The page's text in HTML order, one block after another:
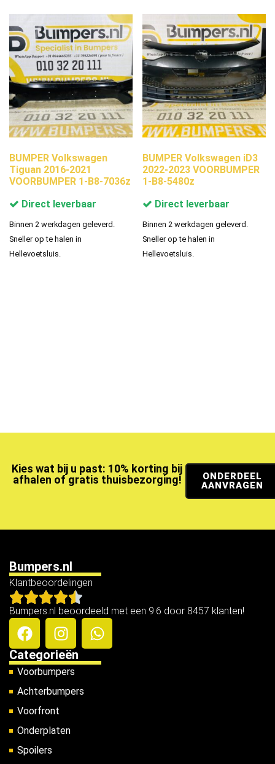
BUMPER Volkswagen
Tiguan 2016-2021
VOORBUMPER 1-B8-7036z
Direct leverbaar
Binnen 2 werkdagen geleverd.
Sneller op te halen in
Hellevoetsluis.
BUMPER Volkswagen iD3
2022-2023 VOORBUMPER
1-B8-5480z
Direct leverbaar
Binnen 2 werkdagen geleverd.
Sneller op te halen in
Hellevoetsluis.
Kies wat bij u past: 10% korting bij
afhalen of gratis thuisbezorging!
ONDERDEEL
AANVRAGEN
Bumpers.nl
Klantbeoordelingen
Bumpers.nl beoordeeld met een 9.6 door 8457 klanten!
Categorieën
Voorbumpers
Achterbumpers
Voorfront
Onderplaten
Spoilers